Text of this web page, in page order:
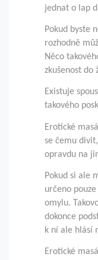
jednat o lap
Pokud byste
rozhodně
Něco
zkušenost do
Existuje
takového
Erotické
se čemu
opravdu na
Pokud si ale
určeno
omylu.
dokonce
k ní ale hlásí
Erotické